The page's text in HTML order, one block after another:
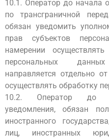
10.1. Оператор до начала
по трансграничной
обязан уведомить
прав субъектов
намерении
персональных
направляется отдельно
осуществлять обработку
10.2. Оператор до
уведомления, обязан
иностранного
лиц, иностранных